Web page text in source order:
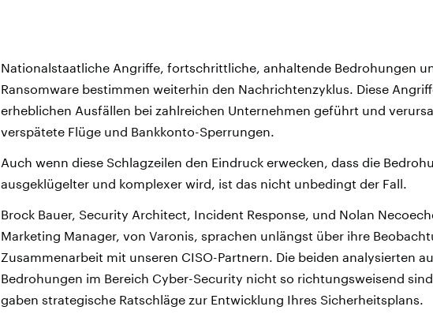
Nationalstaatliche Angriffe, fortschrittliche, anhaltende Bedrohungen
Ransomware bestimmen weiterhin den Nachrichtenzyklus. Diese
erheblichen Ausfällen bei zahlreichen Unternehmen geführt und
verspätete Flüge und Bankkonto-Sperrungen.
Auch wenn diese Schlagzeilen den Eindruck erwecken, dass die
ausgeklügelter und komplexer wird, ist das nicht unbedingt der Fall.
Brock Bauer, Security Architect, Incident Response, und Nolan
Marketing Manager, von Varonis, sprachen unlängst über ihre
Zusammenarbeit mit unseren CISO-Partnern. Die beiden analysierten
Bedrohungen im Bereich Cyber-Security nicht so richtungsweisend
gaben strategische Ratschläge zur Entwicklung Ihres Sicherheitsplans.